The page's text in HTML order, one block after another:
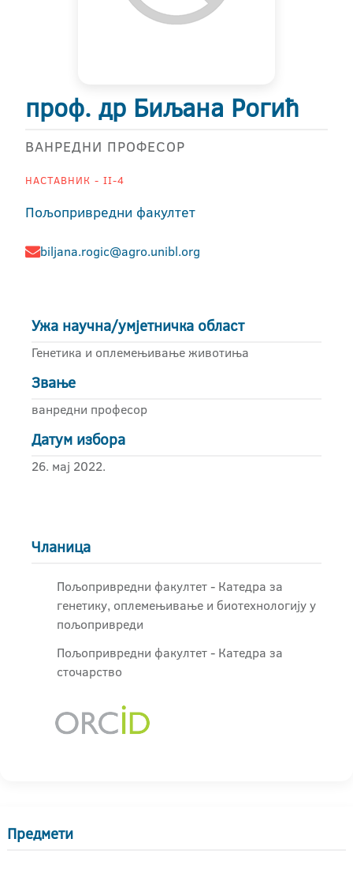
проф. др Биљана Рогић
ВАНРЕДНИ ПРОФЕСОР
НАСТАВНИК - II-4
Пољопривредни факултет
biljana.rogic@agro.unibl.org
Ужа научна/умјетничка област
Генетика и оплемењивање животиња
Звање
ванредни професор
Датум избора
26. мај 2022.
Чланица
Пољопривредни факултет - Катедра за
генетику, оплемењивање и биотехнологију у
пољопривреди
Пољопривредни факултет - Катедра за
сточарство
Предмети